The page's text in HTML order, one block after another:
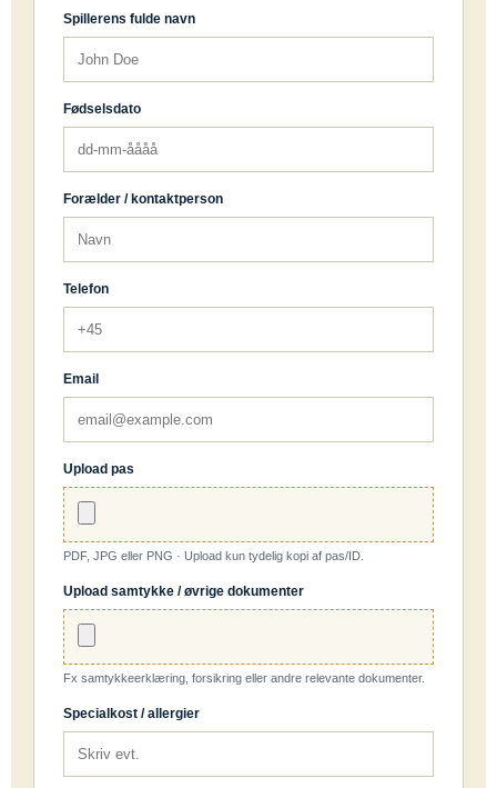
Spillerens fulde navn
Fødselsdato
Forælder / kontaktperson
Telefon
Email
Upload pas
PDF, JPG eller PNG · Upload kun tydelig kopi af pas/ID.
Upload samtykke / øvrige dokumenter
Fx samtykkeerklæring, forsikring eller andre relevante dokumenter.
Specialkost / allergier